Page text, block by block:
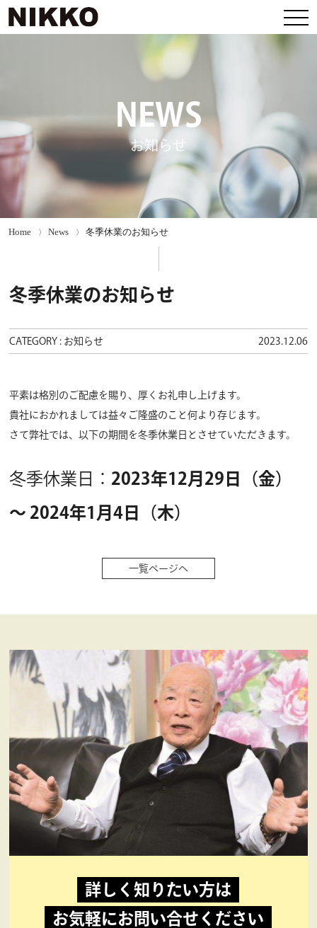
NEWS
お知らせ
Home News 冬季休業のお知らせ
冬季休業のお知らせ
CATEGORY : お知らせ 2023.12.06
平素は格別のご配慮を賜り、厚くお礼申し上げます。
貴社におかれましては益々ご隆盛のこと何より存じます。
さて弊社では、以下の期間を冬季休業日とさせていただきます。
冬季休業日： 2023年12月29日（金）
～ 2024年1月4日（木）
一覧ページへ
詳しく知りたい方は
お気軽にお問い合せください